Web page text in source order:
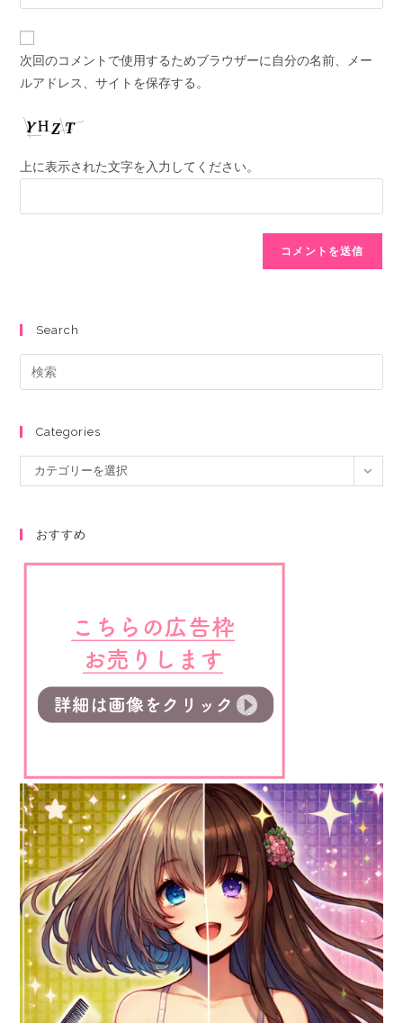
次回のコメントで使用するためブラウザーに自分の名前、メー
ルアドレス、サイトを保存する。
上に表示された文字を入力してください。
Search
Categories
カテゴリーを選択
おすすめ